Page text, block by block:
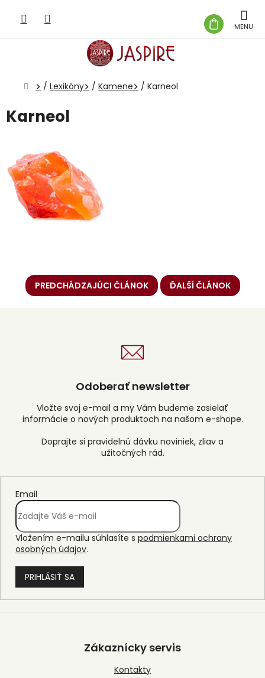
obsah
KOŠÍK
Domov
/ Lexikóny / Kamene / Karneol
Karneol
PREDCHÁDZAJÚCI ČLÁNOK ĎALŠÍ ČLÁNOK
Odoberať newsletter
Vložte svoj e-mail a my Vám budeme zasielať
informácie o nových produktoch na našom e-shope.
Email
Vložením e-mailu súhlasíte s podmienkami ochrany
osobných údajov.
PRIHLÁSIŤ SA
Z
Zákaznícky servis
Kontakty